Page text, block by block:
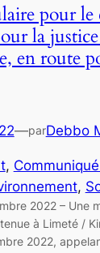
pour le
la
en route
—parDebbo
,
,
2022 – Une
à Limeté /
2022,